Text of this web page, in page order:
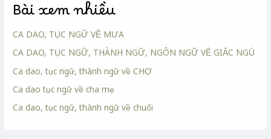
Bài xem nhiều
CA DAO, TỤC NGỮ VỀ MƯA
CA DAO, TỤC NGỮ, THÀNH NGỮ, NGÔN NGỮ VỀ GIẤC NGỦ
Ca dao, tục ngữ, thành ngữ về CHỢ
Ca dao tục ngữ về cha mẹ
Ca dao, tục ngữ, thành ngữ về chuối